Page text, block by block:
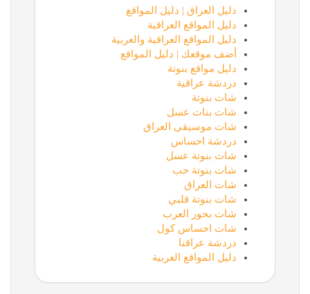
دليل العراق | دليل المواقع
دليل المواقع العراقية
دليل المواقع العراقية والعربية
أضف موقعك | دليل المواقع
دليل مواقع بنوتة
دردشة عراقية
شات بنوتة
شات بنات عسل
شات موسيقى العراق
دردشة احساس
شات بنوتة عسل
شات بنوتة حب
شات العراق
شات بنوتة قلبي
شات بحور العرب
شات احساس كول
دردشة عراقنا
دليل المواقع العربية